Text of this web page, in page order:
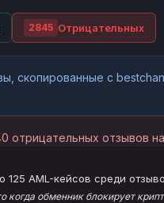
2845 Отрицательных
скопированные с
отрицательных отзывов
125 AML-кейсов среди
когда обменник блокирует